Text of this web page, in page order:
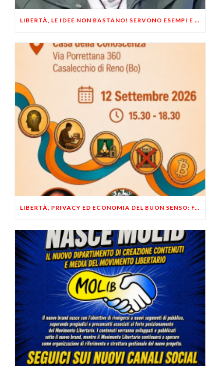
LIBERTÀ, LE IDEE NON BASTANO! SERVONO ESEMPI E UN PO’ DI COERENZA
LIBERTÀ, PRIVACY ED ECONOMIA DEL BUON SENSO: FACCO E MUSUMECI A CASALECCHIO DI RENO (BO)